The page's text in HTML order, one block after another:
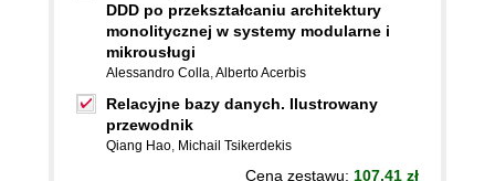
DDD po przekształcaniu architektury
monolitycznej w systemy modularne i
mikrousługi
Alessandro Colla,Alberto Acerbis
Relacyjne bazy danych. Ilustrowany
przewodnik
Qiang Hao, Michail Tsikerdekis
Cena zestawu: 107.41 zł